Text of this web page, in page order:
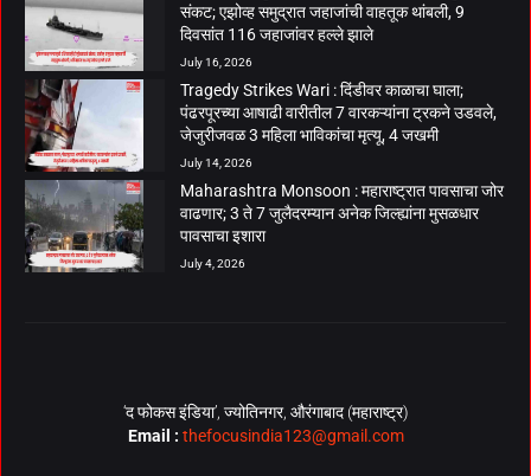
संकट; एझोव्ह समुद्रात जहाजांची वाहतूक थांबली, 9
दिवसांत 116 जहाजांवर हल्ले झाले
July 16, 2026
Tragedy Strikes Wari : दिंडीवर काळाचा घाला;
पंढरपूरच्या आषाढी वारीतील 7 वारकऱ्यांना ट्रकने उडवले,
जेजुरीजवळ 3 महिला भाविकांचा मृत्यू, 4 जखमी
July 14, 2026
Maharashtra Monsoon : महाराष्ट्रात पावसाचा जोर
वाढणार; 3 ते 7 जुलैदरम्यान अनेक जिल्ह्यांना मुसळधार
पावसाचा इशारा
July 4, 2026
‘द फोकस इंडिया’, ज्योतिनगर, औरंगाबाद (महाराष्ट्र)
Email : thefocusindia123@gmail.com